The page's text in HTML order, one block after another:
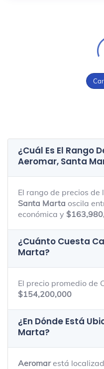
¿Cuál Es El Rango
Aeromar, Santa
El rango de precios de
Santa Marta oscila
económica y
¿Cuánto Cuesta
Marta?
El precio promedio de
$154,200,000
¿En Dónde Está
Marta?
Aeromarestá